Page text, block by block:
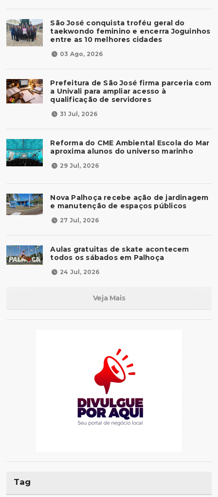
São José conquista troféu geral do
taekwondo feminino e encerra Joguinhos
entre as 10 melhores cidades
03 Ago, 2026
Prefeitura de São José firma parceria com
a Univali para ampliar acesso à
qualificação de servidores
31 Jul, 2026
Reforma do CME Ambiental Escola do Mar
aproxima alunos do universo marinho
29 Jul, 2026
Nova Palhoça recebe ação de jardinagem
e manutenção de espaços públicos
27 Jul, 2026
Aulas gratuitas de skate acontecem
todos os sábados em Palhoça
24 Jul, 2026
Veja Mais
Tag